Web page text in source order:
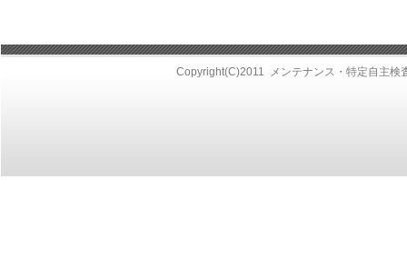
Copyright(C)2011 メンテナンス・特定自主検